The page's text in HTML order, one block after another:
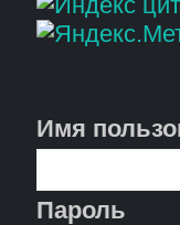
Имя
Пароль